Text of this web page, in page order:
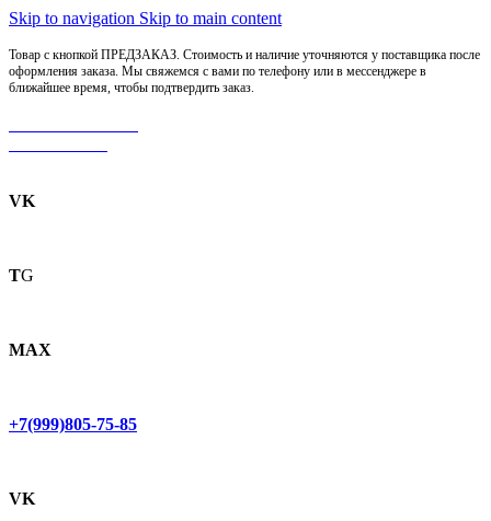
Skip to navigation Skip to main content
Товар с кнопкой ПРЕДЗАКАЗ. Стоимость и наличие уточняются у поставщика после
оформления заказа. Мы свяжемся с вами по телефону или в мессенджере в
ближайшее время, чтобы подтвердить заказ.
VK
TG
MAX
+7(999)805-75-85
VK